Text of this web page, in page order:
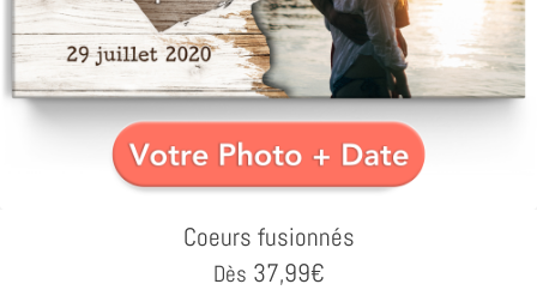
Coeurs fusionnés
Dès 37,99€